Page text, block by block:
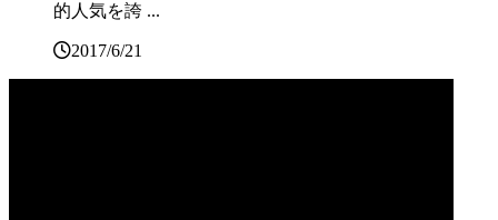
的人気を誇 ...
2017/6/21